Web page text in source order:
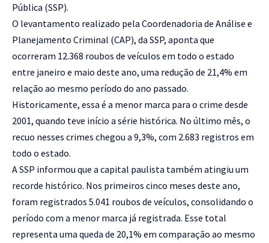
Pública (SSP).
O levantamento realizado pela Coordenadoria de Análise e
Planejamento Criminal (CAP), da SSP, aponta que
ocorreram 12.368 roubos de veículos em todo o estado
entre janeiro e maio deste ano, uma redução de 21,4% em
relação ao mesmo período do ano passado.
Historicamente, essa é a menor marca para o crime desde
2001, quando teve início a série histórica. No último mês, o
recuo nesses crimes chegou a 9,3%, com 2.683 registros em
todo o estado.
A SSP informou que a capital paulista também atingiu um
recorde histórico. Nos primeiros cinco meses deste ano,
foram registrados 5.041 roubos de veículos, consolidando o
período com a menor marca já registrada. Esse total
representa uma queda de 20,1% em comparação ao mesmo